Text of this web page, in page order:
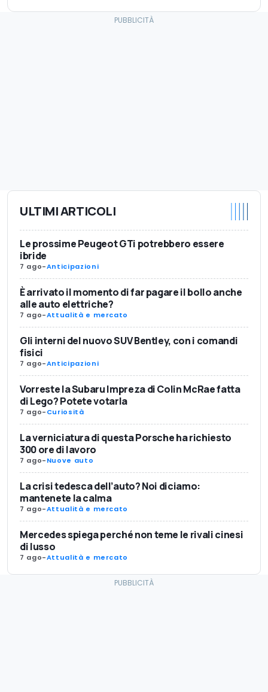
ULTIMI ARTICOLI
Le prossime Peugeot GTi potrebbero essere
ibride
7 ago-Anticipazioni
È arrivato il momento di far pagare il bollo anche
alle auto elettriche?
7 ago-Attualità e mercato
Gli interni del nuovo SUV Bentley, con i comandi
fisici
7 ago-Anticipazioni
Vorreste la Subaru Impreza di Colin McRae fatta
di Lego? Potete votarla
7 ago-Curiosità
La verniciatura di questa Porsche ha richiesto
300 ore di lavoro
7 ago-Nuove auto
La crisi tedesca dell’auto? Noi diciamo:
mantenete la calma
7 ago-Attualità e mercato
Mercedes spiega perché non teme le rivali cinesi
di lusso
7 ago-Attualità e mercato